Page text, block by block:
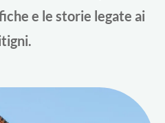
e le storie legate ai